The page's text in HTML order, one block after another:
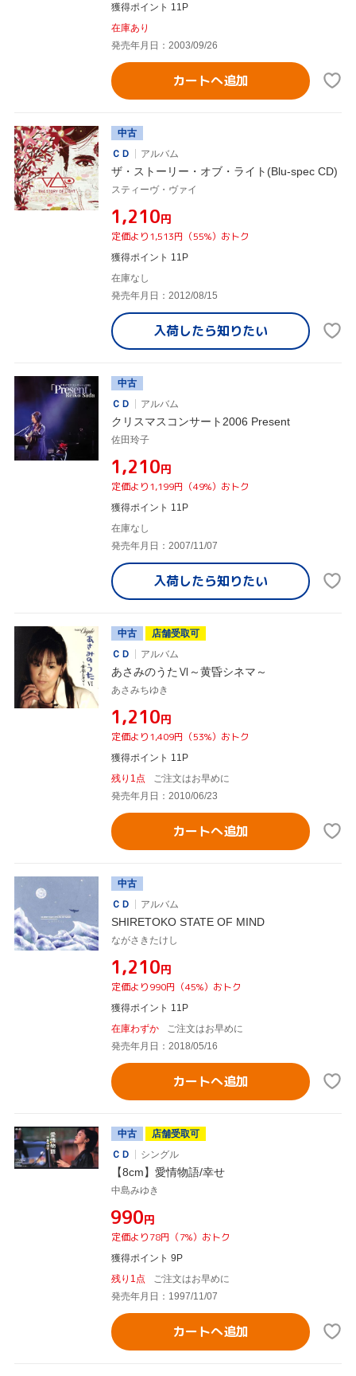
獲得ポイント 11P
在庫あり
発売年月日：2003/09/26
カートへ追加
中古
ＣＤ
アルバム
ザ・ストーリー・オブ・ライト(Blu-spec CD)
スティーヴ・ヴァイ
¥1,210円
定価より1,513円（55%）おトク
獲得ポイント 11P
在庫なし
発売年月日：2012/08/15
入荷したら知りたい
中古
ＣＤ
アルバム
クリスマスコンサート2006 Present
佐田玲子
¥1,210円
定価より1,199円（49%）おトク
獲得ポイント 11P
在庫なし
発売年月日：2007/11/07
入荷したら知りたい
中古
店舗受取可
ＣＤ
アルバム
あさみのうたⅥ～黄昏シネマ～
あさみちゆき
¥1,210円
定価より1,409円（53%）おトク
獲得ポイント 11P
残り1点
ご注文はお早めに
発売年月日：2010/06/23
カートへ追加
中古
ＣＤ
アルバム
SHIRETOKO STATE OF MIND
ながさきたけし
¥1,210円
定価より990円（45%）おトク
獲得ポイント 11P
在庫わずか
ご注文はお早めに
発売年月日：2018/05/16
カートへ追加
中古
店舗受取可
ＣＤ
シングル
【8cm】愛情物語/幸せ
中島みゆき
¥990円
定価より78円（7%）おトク
獲得ポイント 9P
残り1点
ご注文はお早めに
発売年月日：1997/11/07
カートへ追加